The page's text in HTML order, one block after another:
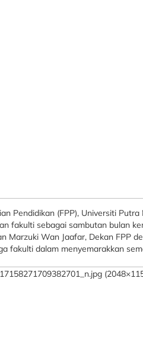
Pendidikan (FPP), Universiti
fakulti sebagai sambutan bulan
Marzuki Wan Jaafar, Dekan FPP
fakulti dalam menyemarakkan